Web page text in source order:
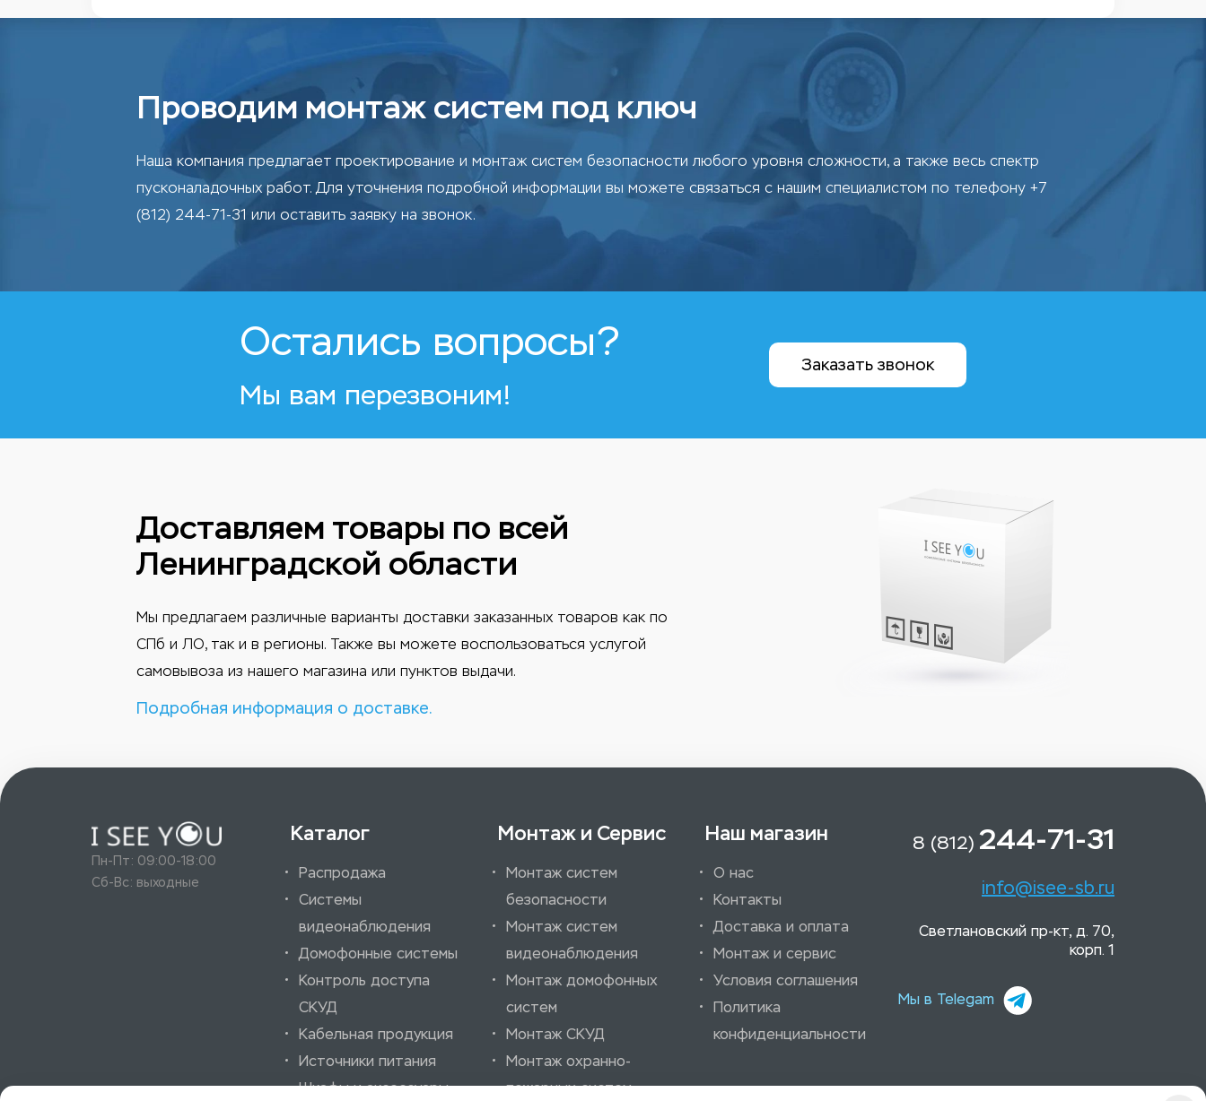
Проводим монтаж систем под ключ
Наша компания предлагает проектирование и монтаж систем безопасности любого уровня сложности, а также весь спектр
пусконаладочных работ. Для уточнения подробной информации вы можете связаться с нашим специалистом по телефону +7
(812) 244-71-31 или оставить заявку на звонок.
Остались вопросы?
Мы вам перезвоним!
Заказать звонок
Доставляем товары по всей
Ленинградской области
Мы предлагаем различные варианты доставки заказанных товаров как по
СПб и ЛО, так и в регионы. Также вы можете воспользоваться услугой
самовывоза из нашего магазина или пунктов выдачи.
Подробная информация о доставке.
Пн-Пт: 09:00-18:00
Сб-Вс: выходные
Каталог
Распродажа
Системы
видеонаблюдения
Домофонные системы
Контроль доступа
СКУД
Кабельная продукция
Источники питания
Шкафы и аксессуары
Монтаж и Сервис
Монтаж систем
безопасности
Монтаж систем
видеонаблюдения
Монтаж домофонных
систем
Монтаж СКУД
Монтаж охранно-
пожарных систем
Наш магазин
О нас
Контакты
Доставка и оплата
Монтаж и сервис
Условия соглашения
Политика
конфиденциальности
8 (812) 244-71-31
info@isee-sb.ru
Светлановский пр-кт, д. 70,
корп. 1
Мы в Telegam